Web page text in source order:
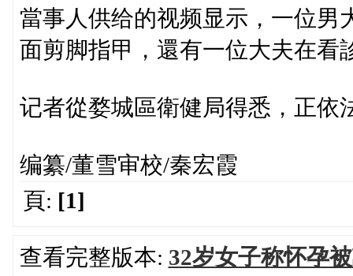
當事人供给的视频显示，一位男
面剪脚指甲，還有一位大夫在看
记者從婺城區衛健局得悉，正依
编纂/董雪审校/秦宏霞
頁: [1]
查看完整版本: 32岁女子称怀孕